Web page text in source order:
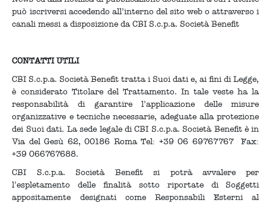
può iscriversi accedendo all’interno del sito web o attraverso i
canali messi a disposizione da CBI S.c.p.a. Società Benefit
CONTATTI UTILI
CBI S.c.p.a. Società Benefit tratta i Suoi dati e, ai fini di Legge,
è considerato Titolare del Trattamento. In tale veste ha la
responsabilità di garantire l’applicazione delle misure
organizzative e tecniche necessarie, adeguate alla protezione
dei Suoi dati. La sede legale di CBI S.c.p.a. Società Benefit è in
Via del Gesù 62, 00186 Roma Tel: +39 06 69767767 Fax:
+39 066767688.
CBI S.c.p.a. Società Benefit si potrà avvalere per
l’espletamento delle finalità sotto riportate di Soggetti
appositamente designati come Responsabili Esterni al